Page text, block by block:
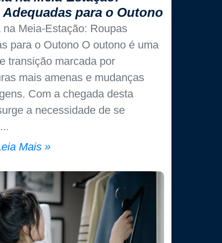
para o Outono
na Meia-Estação: Roupas
para o Outono O outono é uma
transição marcada por
mais amenas e mudanças
Com a chegada desta
a necessidade de se
Mais »